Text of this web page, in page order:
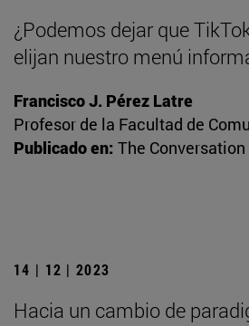
¿Podemos dejar que
elijan nuestro menú
Francisco J. Pérez Latre
Profesor de la Facultad de
Publicado en: The Conversation
14 | 12 | 2023
Hacia un cambio de